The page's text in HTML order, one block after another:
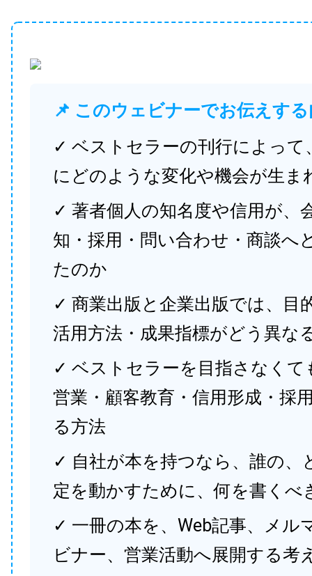
📌 このウェビナーでお伝えす
✓ ベストセラーの刊行によって
にどのような変化や機会が生ま
✓ 著者個人の知名度や信用が、
知・採用・問い合わせ・商談へ
たのか
✓ 商業出版と企業出版では、目
活用方法・成果指標がどう異な
✓ ベストセラーを目指さなくて
営業・顧客教育・信用形成・採
る方法
✓ 自社が本を持つなら、誰の、
定を動かすために、何を書くべ
✓ 一冊の本を、Web記事、メル
ビナー、営業活動へ展開する考